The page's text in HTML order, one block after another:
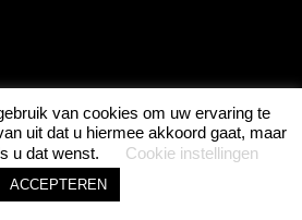
van cookies om uw ervaring te
uit dat u hiermee akkoord gaat, maar
u dat wenst.
Cookie instellingen
ACCEPTEREN ASK JOEL • ASK JOEL • ASK JOEL •